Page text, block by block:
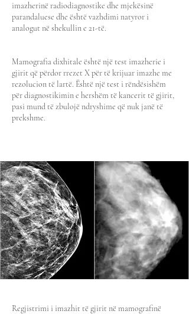
imazherinë radiodiagnostike dhe mjekësinë
parandaluese dhe është vazhdimi natyror i
analogut në shekullin e 21-të.
Mamografia dixhitale është një test imazherie i
gjirit që përdor rrezet X për të krijuar imazhe me
rezolucion të lartë. Është një test i rëndësishëm
për diagnostikimin e hershëm të kancerit të gjirit,
pasi mund të zbulojë ndryshime që nuk janë të
prekshme.
Regjistrimi i imazhit të gjirit në mamografinë